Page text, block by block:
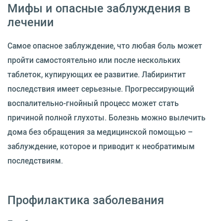
Мифы и опасные заблуждения в
лечении
Самое опасное заблуждение, что любая боль может
пройти самостоятельно или после нескольких
таблеток, купирующих ее развитие. Лабиринтит
последствия имеет серьезные. Прогрессирующий
воспалительно-гнойный процесс может стать
причиной полной глухоты. Болезнь можно вылечить
дома без обращения за медицинской помощью –
заблуждение, которое и приводит к необратимым
последствиям.
Профилактика заболевания